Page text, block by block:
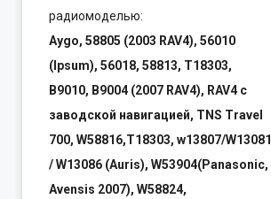
радиомоделью:
Aygo, 58805 (2003 RAV4), 56010
(Ipsum), 56018, 58813, T18303,
B9010, B9004 (2007 RAV4), RAV4 с
заводской навигацией, TNS Travel
700, W58816,T18303, w13807/W13081
/ W13086 (Auris), W53904(Panasonic,
Avensis 2007), W58824,